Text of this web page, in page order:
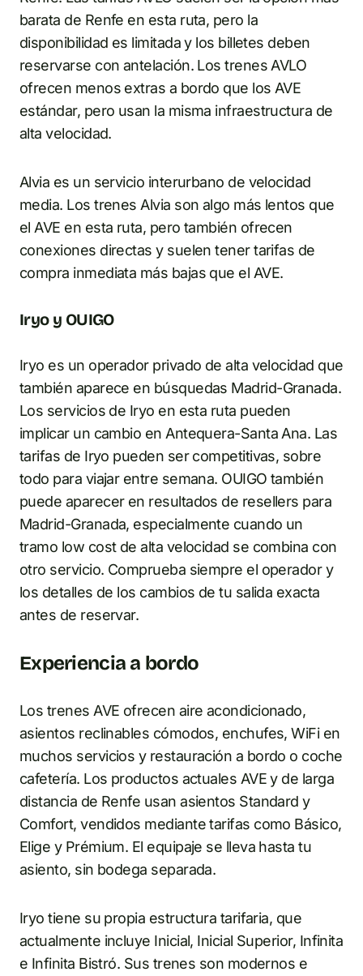
barata de Renfe en esta ruta, pero la
disponibilidad es limitada y los billetes deben
reservarse con antelación. Los trenes AVLO
ofrecen menos extras a bordo que los AVE
estándar, pero usan la misma infraestructura de
alta velocidad.
Alvia es un servicio interurbano de velocidad
media. Los trenes Alvia son algo más lentos que
el AVE en esta ruta, pero también ofrecen
conexiones directas y suelen tener tarifas de
compra inmediata más bajas que el AVE.
Iryo y OUIGO
Iryo es un operador privado de alta velocidad que
también aparece en búsquedas Madrid-Granada.
Los servicios de Iryo en esta ruta pueden
implicar un cambio en Antequera-Santa Ana. Las
tarifas de Iryo pueden ser competitivas, sobre
todo para viajar entre semana. OUIGO también
puede aparecer en resultados de resellers para
Madrid-Granada, especialmente cuando un
tramo low cost de alta velocidad se combina con
otro servicio. Comprueba siempre el operador y
los detalles de los cambios de tu salida exacta
antes de reservar.
Experiencia a bordo
Los trenes AVE ofrecen aire acondicionado,
asientos reclinables cómodos, enchufes, WiFi en
muchos servicios y restauración a bordo o coche
cafetería. Los productos actuales AVE y de larga
distancia de Renfe usan asientos Standard y
Comfort, vendidos mediante tarifas como Básico,
Elige y Prémium. El equipaje se lleva hasta tu
asiento, sin bodega separada.
Iryo tiene su propia estructura tarifaria, que
actualmente incluye Inicial, Inicial Superior, Infinita
e Infinita Bistró. Sus trenes son modernos e